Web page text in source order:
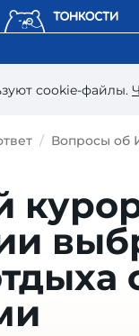
сookie-файлы.
Вопросы об